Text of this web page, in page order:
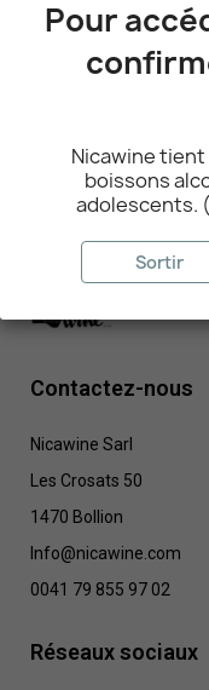
Contactez-nous
Nicawine Sarl
Les Crosats 50
1470 Bollion
Info@nicawine.com
0041 79 855 97 02
Réseaux sociaux
Pour
Nicawine
boissons
adolescents.
Sortir